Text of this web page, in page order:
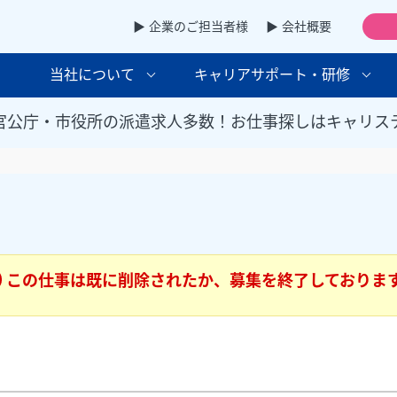
▶ 企業のご担当者様 ▶ 会社概要
当社について キャリアサポート・研修
公庁・市役所の派遣求人多数！お仕事探しはキャリス
この仕事は既に削除されたか、募集を終了しておりま